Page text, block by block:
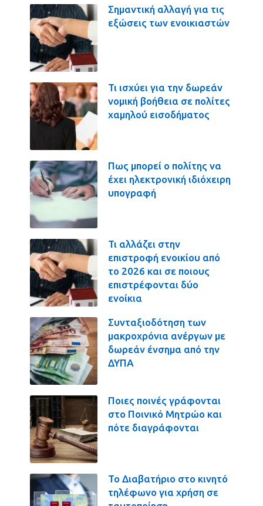
Σημαντική αλλαγή για τις
εξώσεις των ενοικιαστών
Τι ισχύει για την δωρεάν
νομική βοήθεια σε πολίτες
χαμηλού εισοδήματος
Πως μπορεί ο πολίτης να
έχει ηλεκτρονική ιδιόχειρη
υπογραφή
Τι αλλάζει στην
επιστροφή ενοικίου από
το 2026 και σε ποιους
επιστρέφονται δύο
ενοίκια
Συνταξιοδότηση των
μακροχρόνια ανέργων με
δωρεάν ένσημα από την
ΔΥΠΑ
Ποιες ποινές γράφονται
στο Ποινικό Μητρώο και
πότε διαγράφονται
Το Διαβατήριο στο κινητό
τηλέφωνο για χρήση σε